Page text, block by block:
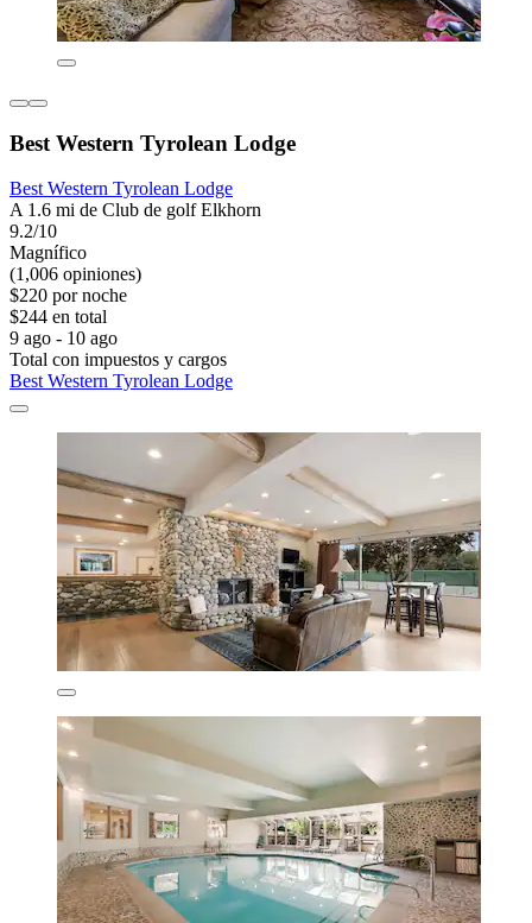
Best Western Tyrolean Lodge
Best Western Tyrolean Lodge
A 1.6 mi de Club de golf Elkhorn
9.2/10
Magnífico
(1,006 opiniones)
$220 por noche
$244 en total
9 ago - 10 ago
Total con impuestos y cargos
Best Western Tyrolean Lodge